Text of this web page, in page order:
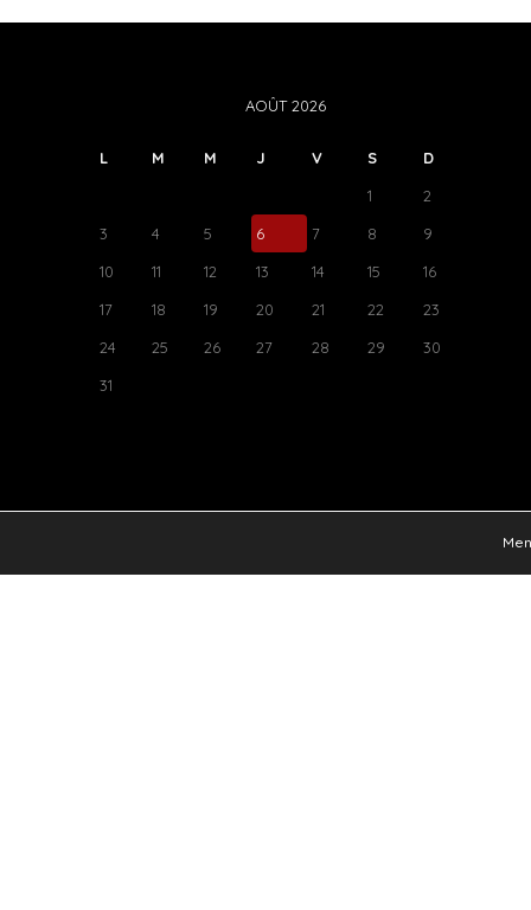
AOÛT 2026
L M M J V S
D
1
2
3
4 5 6 7 8
9
10
11 12 13 14 15
16
17
18 19 20 21 22
23
24
25 26 27 28 29
30
31